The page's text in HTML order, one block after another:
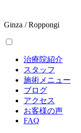
Ginza / Roppongi
治療院紹介
スタッフ
施術メニュー
ブログ
アクセス
お客様の声
FAQ